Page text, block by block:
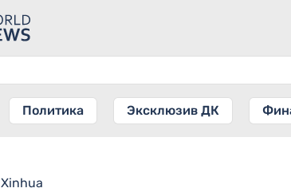
Политика Эксклюзив ДК
Xinhua